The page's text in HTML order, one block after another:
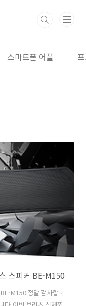
스마트폰 어플
스피커 BE-M150
M150 정말 감사합니